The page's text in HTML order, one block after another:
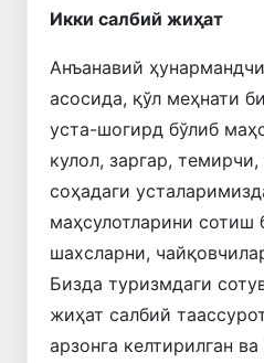
Икки салбий жиҳат
Анъанавий
асосида, қўл меҳнати
уста-шогирд бўлиб
кулол, заргар,
соҳадаги
маҳсулотларини сотиш
шахсларни,
Бизда туризмдаги
жиҳат салбий
арзонга келтирилган